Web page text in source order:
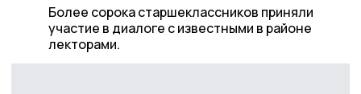
Более сорока старшеклассников приняли
участие в диалоге с известными в районе
лекторами.